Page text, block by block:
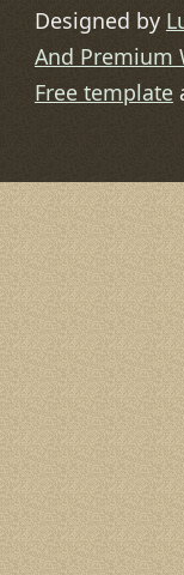
Designed by
And Premium
Free template